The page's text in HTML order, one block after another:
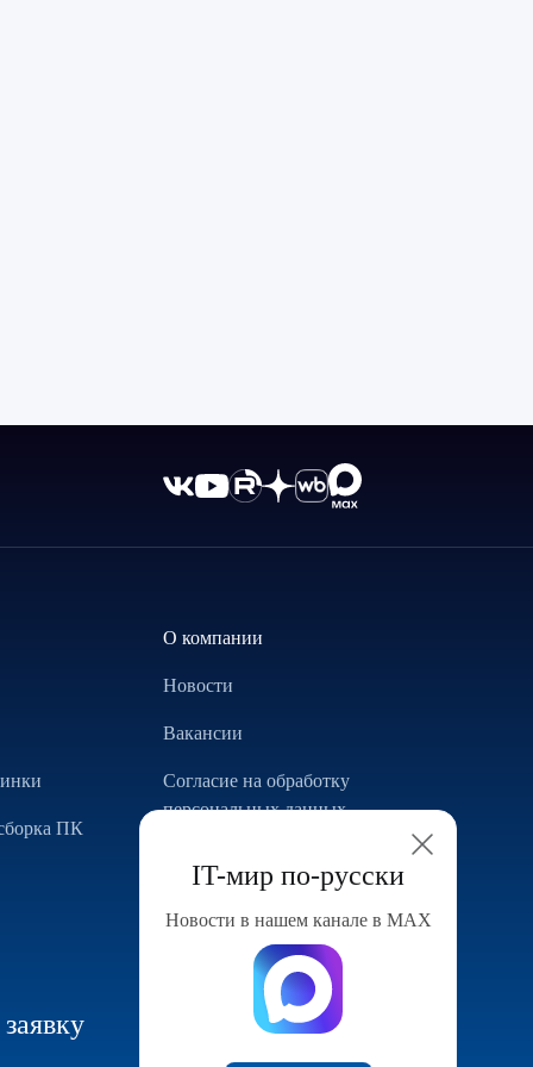
IT-мир по-русски
Новости в нашем канале в МАХ
ПК
О компании
Новости
Вакансии
Согласие на обработку
персональных данных
Конфигуратор компьютера